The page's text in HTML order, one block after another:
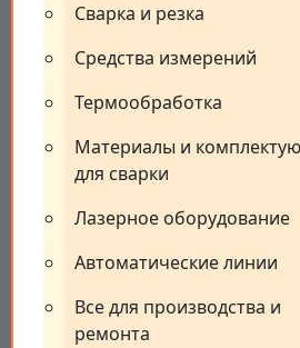
Сварка и резка
Средства измерений
Термообработка
Материалы и
для сварки
Лазерное оборудование
Автоматические линии
Все для производства и
ремонта